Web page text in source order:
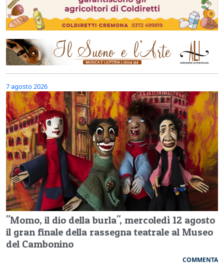
7 agosto 2026
"Momo, il dio della burla", mercoledì 12 agosto
il gran finale della rassegna teatrale al Museo
del Cambonino
COMMENTA